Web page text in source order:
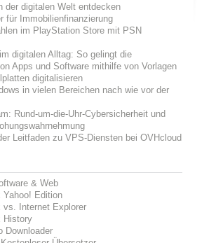
der digitalen Welt entdecken
für Immobilienfinanzierung
im PlayStation Store mit PSN
digitalen Alltag: So gelingt die
Apps und Software mithilfe von Vorlagen
digitalisieren
in vielen Bereichen nach wie vor der
Rund-um-die-Uhr-Cybersicherheit und
Leitfaden zu VPS-Diensten bei OVHcloud
& Web
Yahoo! Edition
vs. Internet Explorer
History
Downloader